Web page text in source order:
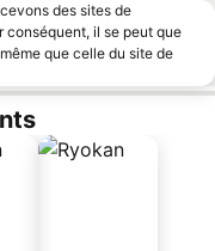
des sites de
conséquent, il se peut que
que celle du site de